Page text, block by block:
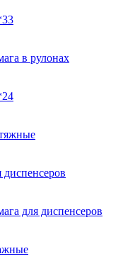
в рулонах
для диспенсеров